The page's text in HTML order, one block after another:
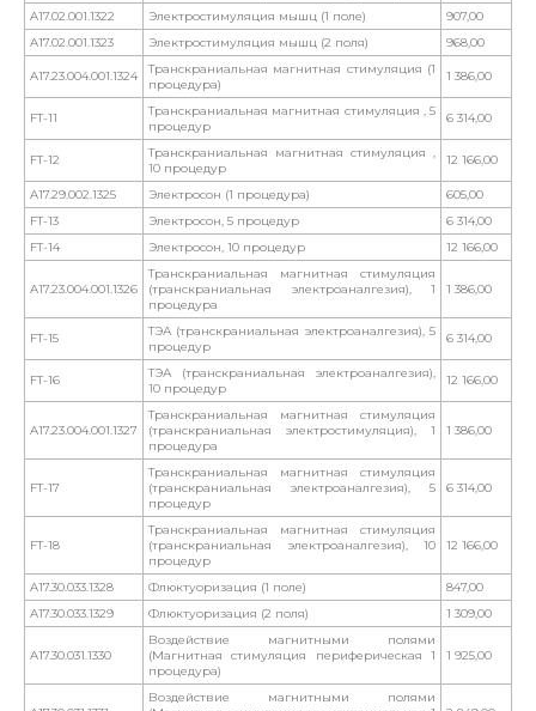
A17.02.001.1322 Электростимуляция мышц (1 поле)
907,00
A17.02.001.1323
Электростимуляция мышц (2 поля) 968,00
A17.23.004.001.1324
Транскраниальная магнитная стимуляция (1
процедура)
1 386,00
FT-11
Транскраниальная магнитная стимуляция , 5
процедур
6 314,00
FT-12
Транскраниальная магнитная стимуляция ,
10 процедур
12 166,00
A17.29.002.1325 Электросон (1 процедура)
605,00
FT-13
Электросон, 5 процедур
6 314,00
FT-14
Электросон, 10 процедур 12 166,00
A17.23.004.001.1326
Транскраниальная магнитная стимуляция
(транскраниальная электроаналгезия), 1
процедура
1 386,00
FT-15
ТЭА (транскраниальная электроаналгезия), 5
процедур
6 314,00
FT-16
ТЭА (транскраниальная электроаналгезия),
10 процедур
12 166,00
A17.23.004.001.1327
Транскраниальная магнитная стимуляция
(транскраниальная электростимуляция), 1
процедура
1 386,00
FT-17
Транскраниальная магнитная стимуляция
(транскраниальная электроаналгезия), 5
процедур
6 314,00
FT-18
Транскраниальная магнитная стимуляция
(транскраниальная электроаналгезия), 10
процедур
12 166,00
A17.30.033.1328 Флюктуоризация (1 поле)
847,00
A17.30.033.1329
Флюктуоризация (2 поля) 1 309,00
A17.30.031.1330
Воздействие магнитными полями
(Магнитная стимуляция периферическая 1
процедура)
1 925,00
Воздействие магнитными полями